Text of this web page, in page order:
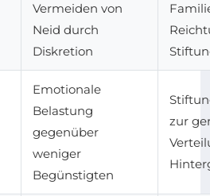
Vermeiden von
Neid durch
Diskretion
Emotionale
Belastung
gegenüber
weniger
Begünstigten
zur